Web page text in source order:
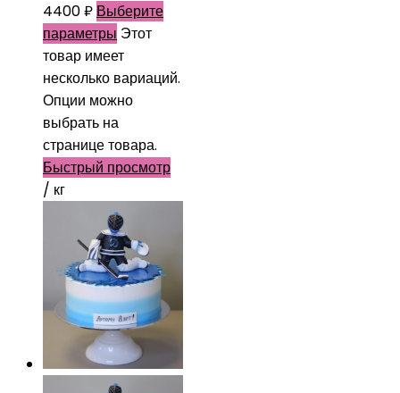
4400₽ Выберите
параметры Этот
товар имеет
несколько вариаций.
Опции можно
выбрать на
странице товара.
Быстрый просмотр
/ кг